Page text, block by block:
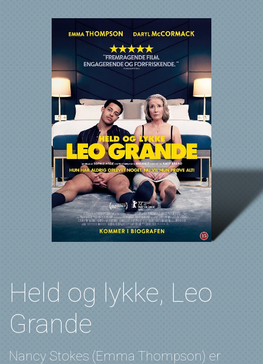
Held og lykke, Leo
Grande
Nancy Stokes (Emma Thompson) er